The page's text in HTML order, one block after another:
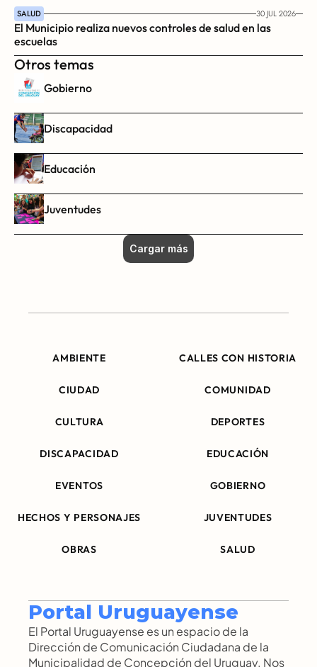
SALUD 30 JUL 2026
El Municipio realiza nuevos controles de salud en las
escuelas
Otros temas
Gobierno
Discapacidad
Educación
Juventudes
Cargar más
AMBIENTE CALLES CON HISTORIA
CIUDAD COMUNIDAD
CULTURA DEPORTES
DISCAPACIDAD EDUCACIÓN
EVENTOS GOBIERNO
HECHOS Y PERSONAJES JUVENTUDES
OBRAS SALUD
Portal Uruguayense
El Portal Uruguayense es un espacio de la
Dirección de Comunicación Ciudadana de la
Municipalidad de Concepción del Uruguay. Nos